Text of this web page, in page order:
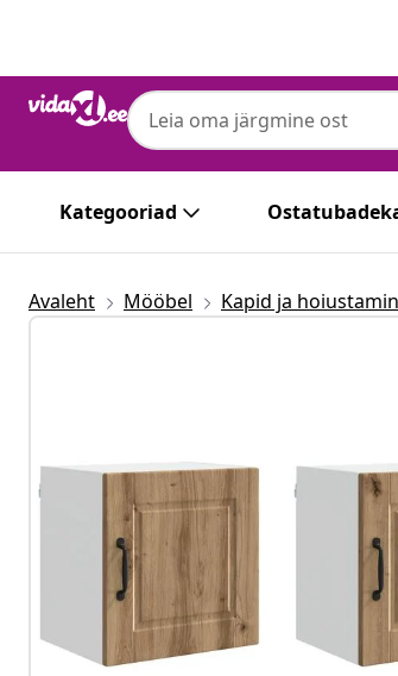
Kategooriad
Avaleht Mööbel Kapid ja